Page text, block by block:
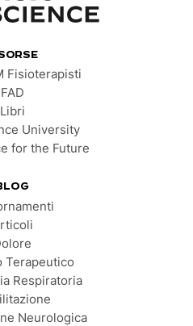
FisioScience
Fisioterapisti
FAD
Libri
University
for the Future
Terapeutico
Respiratoria
Neurologica